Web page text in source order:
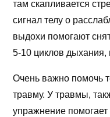
там скапливается
сигнал телу о
выдохи помогают
5-10 циклов дыхания,
Очень важно помочь
травму. У травмы,
упражнение